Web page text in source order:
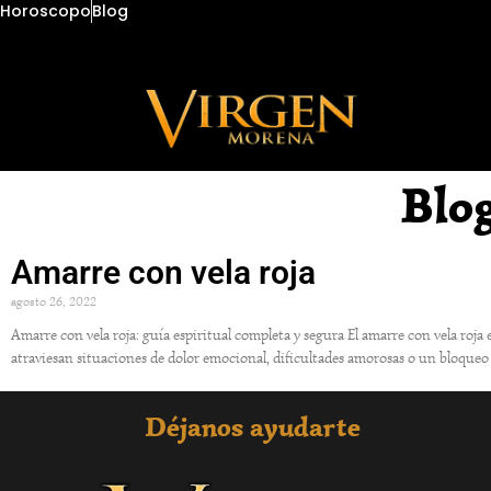
HoroscopoBlog
Amarre con vela roja
agosto 26, 2022
Amarre con vela roja: guía espiritual completa y segura El amarre con vela
atraviesan situaciones de dolor emocional, dificultades amorosas o un
Déjanos ayudarte